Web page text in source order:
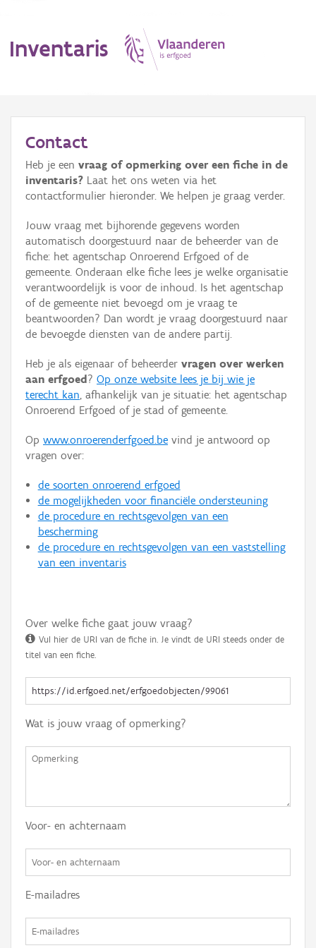
Inventaris
Erfgoedobject
Aanduidingsobject
Waarneming
Thema
Gebeurtenis
Persoon of collectief
Hergebruik
Aanmelden
Contact
Heb je een vraag of opmerking over een fiche in de
inventaris? Laat het ons weten via het
contactformulier hieronder. We helpen je graag verder.
Jouw vraag met bijhorende gegevens worden
automatisch doorgestuurd naar de beheerder van de
fiche: het agentschap Onroerend Erfgoed of de
gemeente. Onderaan elke fiche lees je welke organisatie
verantwoordelijk is voor de inhoud. Is het agentschap
of de gemeente niet bevoegd om je vraag te
beantwoorden? Dan wordt je vraag doorgestuurd naar
de bevoegde diensten van de andere partij.
Heb je als eigenaar of beheerder vragen over werken
aan erfgoed ? Op onze website lees je bij wie je
terecht kan, afhankelijk van je situatie: het agentschap
Onroerend Erfgoed of je stad of gemeente.
Op www.onroerenderfgoed.be vind je antwoord op
vragen over:
de soorten onroerend erfgoed
de mogelijkheden voor financiële ondersteuning
de procedure en rechtsgevolgen van een
bescherming
de procedure en rechtsgevolgen van een vaststelling
van een inventaris
Over welke fiche gaat jouw vraag?
Vul hier de URI van de fiche in. Je vindt de URI steeds onder de
titel van een fiche.
Wat is jouw vraag of opmerking?
Voor- en achternaam
E-mailadres